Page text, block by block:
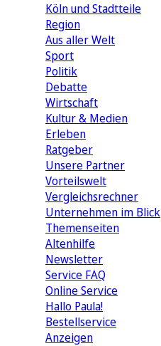
Köln und Stadtteile
Region
Aus aller Welt
Sport
Politik
Debatte
Wirtschaft
Kultur & Medien
Erleben
Ratgeber
Unsere Partner
Vorteilswelt
Vergleichsrechner
Unternehmen im Blick
Themenseiten
Altenhilfe
Newsletter
Service FAQ
Online Service
Hallo Paula!
Bestellservice
Anzeigen